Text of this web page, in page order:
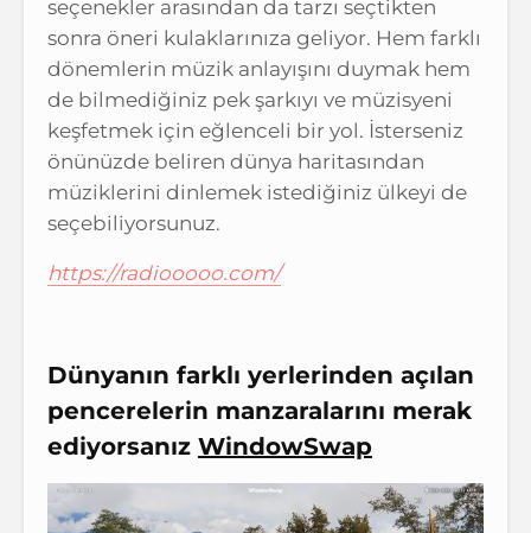
seçenekler arasından da tarzı seçtikten
sonra öneri kulaklarınıza geliyor. Hem farklı
dönemlerin müzik anlayışını duymak hem
de bilmediğiniz pek şarkıyı ve müzisyeni
keşfetmek için eğlenceli bir yol. İsterseniz
önünüzde beliren dünya haritasından
müziklerini dinlemek istediğiniz ülkeyi de
seçebiliyorsunuz.
https://radiooooo.com/
Dünyanın farklı yerlerinden açılan
pencerelerin manzaralarını merak
ediyorsanız WindowSwap